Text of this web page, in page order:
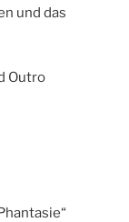
und das
Outro